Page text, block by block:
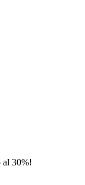
al 30%!